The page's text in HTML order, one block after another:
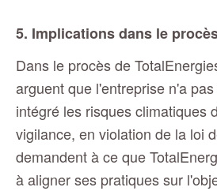
5. Implications dans le
Dans le procès de
arguent que l'entreprise n'a
intégré les risques climatiques
vigilance, en violation de la loi
demandent à ce que
à aligner ses pratiques sur